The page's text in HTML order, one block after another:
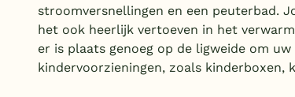
stroomversnellingen en een peuterbad.
het ook heerlijk vertoeven in het
er is plaats genoeg op de ligweide om
kindervoorzieningen, zoals kinderboxen,